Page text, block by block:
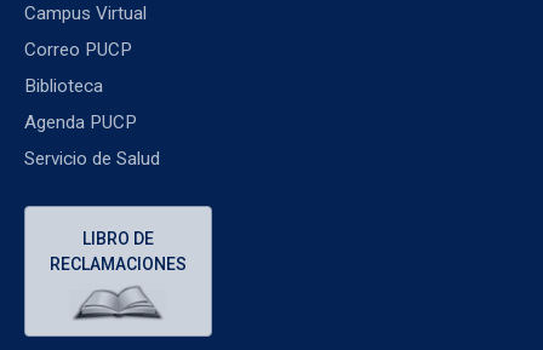
Campus Virtual
Correo PUCP
Biblioteca
Agenda PUCP
Servicio de Salud
LIBRO DE
RECLAMACIONES